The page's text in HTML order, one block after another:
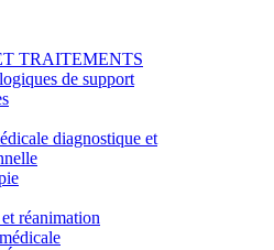
TRAITEMENTS
de support
diagnostique et
réanimation